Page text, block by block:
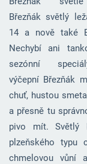
Březňák světlý
14 a nově také
Nechybí ani
sezónní
výčepní Březňák
chuť, hustou
a přesně tu
pivo mít. Světlý
plzeňského typu
chmelovou vůní